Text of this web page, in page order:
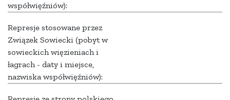
współwięźniów):
Represje stosowane przez
Związek Sowiecki (pobyt w
sowieckich więzieniach i
łagrach - daty i miejsce,
nazwiska współwięźniów):